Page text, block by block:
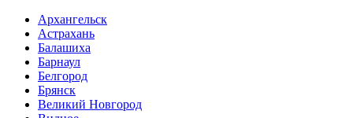
Архангельск
Астрахань
Балашиха
Барнаул
Белгород
Брянск
Великий Новгород